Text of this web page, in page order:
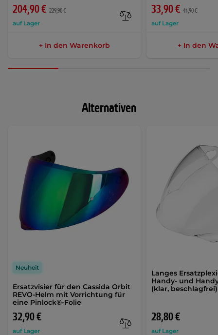
204,90 € 229,90 €
auf Lager
+ In den Warenkorb
33,90 € 41,90 €
auf Lager
+ In den
Alternativen
Ersatzvisier für den Cassida Orbit
REVO-Helm mit Vorrichtung für
eine Pinlock®-Folie
32,90 €
auf Lager
Neuheit
Langes
Handy- und
(klar, beschlagfrei)
28,80 €
auf Lager